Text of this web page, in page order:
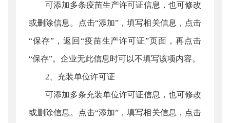
可添加多条疫苗生产许可证信息，也可修改
或删除信息。点击“添加”，填写相关信息，点击
“保存”，返回“疫苗生产许可证”页面，再点击
“保存”。企业无此信息时可以不填写该项内容。
2、充装单位许可证
可添加多条充装单位许可证信息，也可修改
或删除信息。点击“添加”，填写相关信息，点击